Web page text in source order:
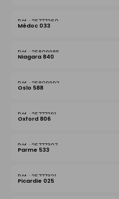
25777260
Médoc 033
25809985
Niagara 840
25809992
Oslo 588
25777291
Oxford 806
25777307
Parme 533
25777321
Picardie 025